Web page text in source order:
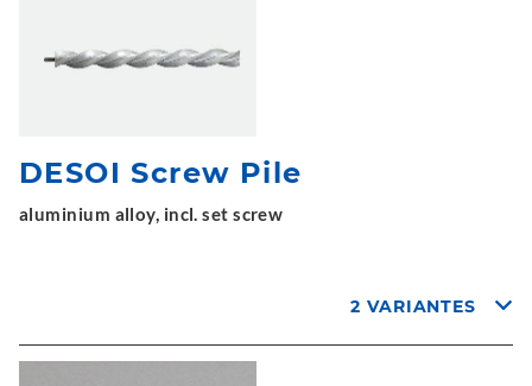
DESOI Screw Pile
aluminium alloy, incl. set screw
2 VARIANTES